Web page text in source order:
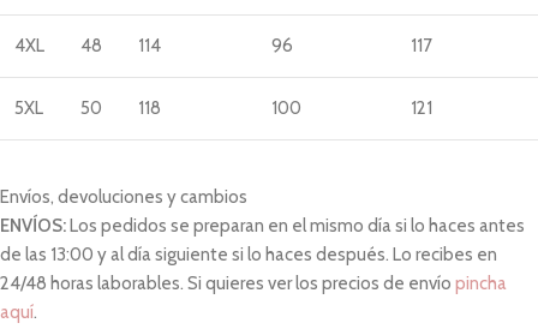
4XL 48 114 96 117
5XL 50 118 100 121
Envíos, devoluciones y cambios
ENVÍOS: Los pedidos se preparan en el mismo día si lo haces antes
de las 13:00 y al día siguiente si lo haces después. Lo recibes en
24/48 horas laborables. Si quieres ver los precios de envío pincha
aquí.